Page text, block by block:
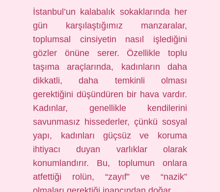
İstanbul’un kalabalık sokaklarında her
gün karşılaştığımız manzaralar,
toplumsal cinsiyetin nasıl işlediğini
gözler önüne serer. Özellikle toplu
taşıma araçlarında, kadınların daha
dikkatli, daha temkinli olması
gerektiğini düşündüren bir hava vardır.
Kadınlar, genellikle kendilerini
savunmasız hissederler, çünkü sosyal
yapı, kadınları güçsüz ve koruma
ihtiyacı duyan varlıklar olarak
konumlandırır. Bu, toplumun onlara
atfettiği rolün, “zayıf” ve “nazik”